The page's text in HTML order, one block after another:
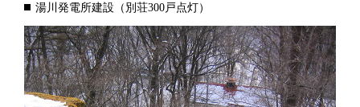
湯川発電所建設（別荘300戸点灯）